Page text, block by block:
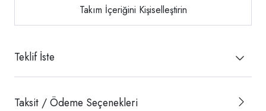
Takım İçeriğini Kişiselleştirin
Teklif İste
Taksit / Ödeme Seçenekleri